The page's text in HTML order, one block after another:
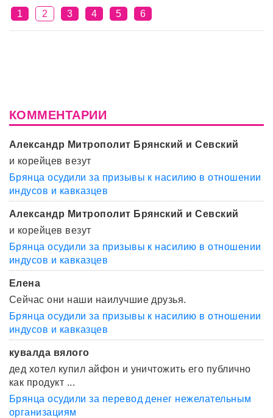
1 2 3 4 5 6
КОММЕНТАРИИ
Александр Митрополит Брянский и Севский
и корейцев везут
Брянца осудили за призывы к насилию в отношении
индусов и кавказцев
Александр Митрополит Брянский и Севский
и корейцев везут
Брянца осудили за призывы к насилию в отношении
индусов и кавказцев
Елена
Сейчас они наши наилучшие друзья.
Брянца осудили за призывы к насилию в отношении
индусов и кавказцев
кувалда вялого
дед хотел купил айфон и уничтожить его публично
как продукт ...
Брянца осудили за перевод денег нежелательным
организациям